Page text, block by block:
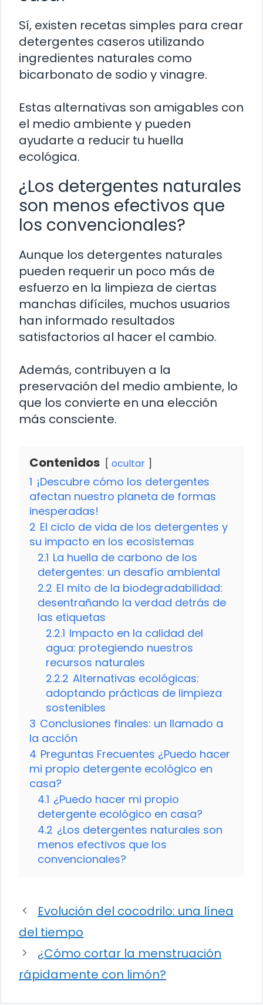
Sí, existen recetas simples para crear
detergentes caseros utilizando
ingredientes naturales como
bicarbonato de sodio y vinagre.
Estas alternativas son amigables con
el medio ambiente y pueden
ayudarte a reducir tu huella
ecológica.
¿Los detergentes naturales
son menos efectivos que
los convencionales?
Aunque los detergentes naturales
pueden requerir un poco más de
esfuerzo en la limpieza de ciertas
manchas difíciles, muchos usuarios
han informado resultados
satisfactorios al hacer el cambio.
Además, contribuyen a la
preservación del medio ambiente, lo
que los convierte en una elección
más consciente.
Contenidos ocultar
1 ¡Descubre cómo los detergentes
afectan nuestro planeta de formas
inesperadas!
2 El ciclo de vida de los detergentes y
su impacto en los ecosistemas
2.1 La huella de carbono de los
detergentes: un desafío ambiental
2.2 El mito de la biodegradabilidad:
desentrañando la verdad detrás de
las etiquetas
2.2.1 Impacto en la calidad del
agua: protegiendo nuestros
recursos naturales
2.2.2 Alternativas ecológicas:
adoptando prácticas de limpieza
sostenibles
3 Conclusiones finales: un llamado a
la acción
4 Preguntas Frecuentes ¿Puedo hacer
mi propio detergente ecológico en
casa?
4.1 ¿Puedo hacer mi propio
detergente ecológico en casa?
4.2 ¿Los detergentes naturales son
menos efectivos que los
convencionales?
Evolución del cocodrilo: una línea
del tiempo
¿Cómo cortar la menstruación
rápidamente con limón?